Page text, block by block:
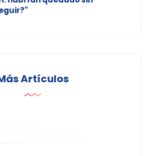
Artículos